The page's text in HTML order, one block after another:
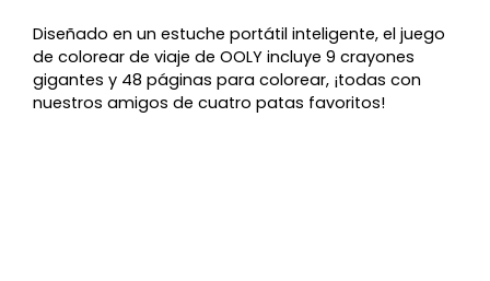
Diseñado en un estuche portátil inteligente, el juego
de colorear de viaje de OOLY incluye 9 crayones
gigantes y 48 páginas para colorear, ¡todas con
nuestros amigos de cuatro patas favoritos!